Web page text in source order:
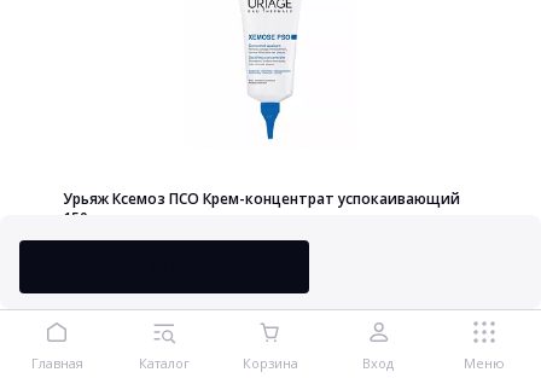
Урьяж Ксемоз ПСО Крем-концентрат успокаивающий
150 мл
1 956 руб.
Главная Каталог Корзина Вход Меню